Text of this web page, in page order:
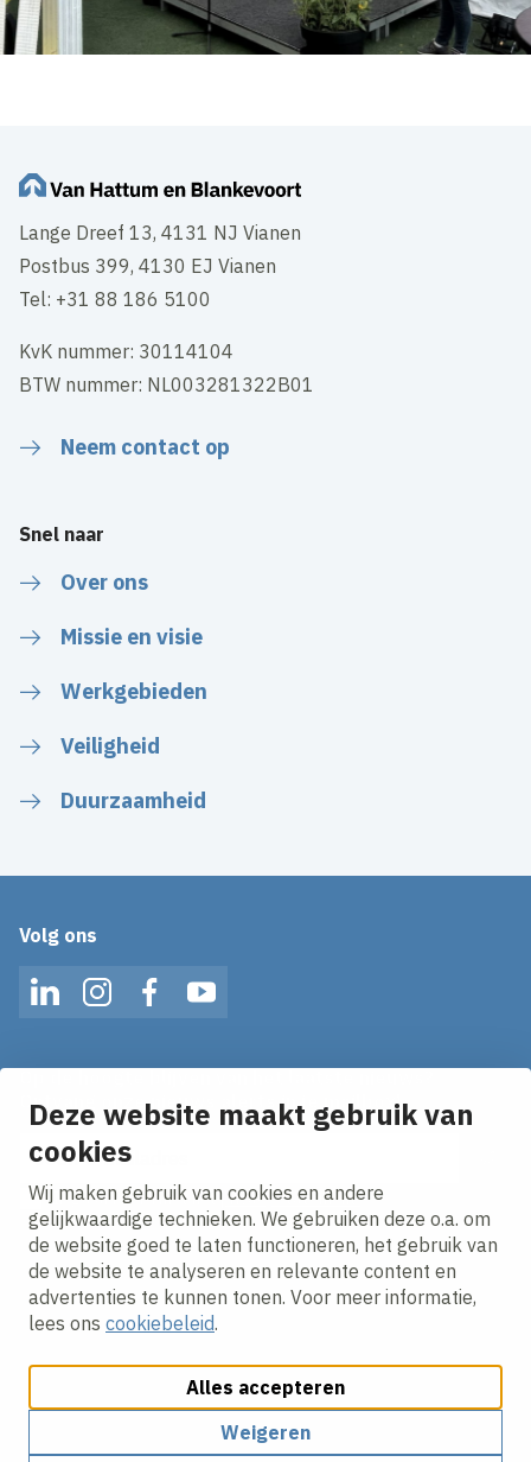
Deze website maakt gebruik van
cookies
Wij maken gebruik van cookies en andere
gelijkwaardige technieken. We gebruiken deze o.a. om
de website goed te laten functioneren, het gebruik van
de website te analyseren en relevante content en
advertenties te kunnen tonen. Voor meer informatie,
lees ons cookiebeleid.
Alles accepteren
Weigeren
Lange Dreef 13, 4131 NJ Vianen
Postbus 399, 4130 EJ Vianen
Tel: +31 88 186 5100
KvK nummer: 30114104
BTW nummer: NL003281322B01
Neem contact op
Snel naar
Over ons
Missie en visie
Werkgebieden
Veiligheid
Duurzaamheid
Volg ons
LinkedInInstagramFacebookYouTube
Ontvang onze nieuws alerts in je mailbox!
E-mailadres
Ik ga akkoord met hetprivacy statement.
Cookies aanpassenCookie beleidPrivacy policy